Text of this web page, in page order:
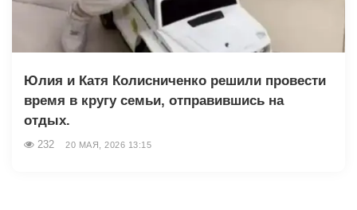
Юлия и Катя Колисниченко решили провести
время в кругу семьи, отправившись на
отдых.
232 20 МАЯ, 2026 13:15